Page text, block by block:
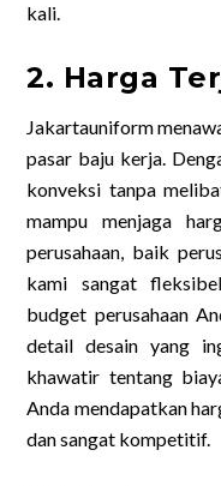
kali.
2. Harga
Jakartauniform
pasar baju kerja.
konveksi tanpa
mampu menjaga
perusahaan, baik
kami sangat
budget perusahaan
detail desain yang
khawatir tentang
Anda mendapatkan
dan sangat kompetitif.